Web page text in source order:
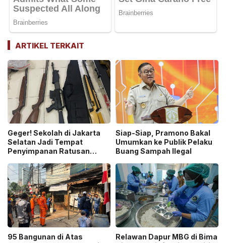
ARTIKEL TERKAIT
Geger! Sekolah di Jakarta
Selatan Jadi Tempat
Penyimpanan Ratusan
Pemilik
Siap-Siap, Pramono Bakal
Umumkan ke Publik Pelaku
Buang Sampah Ilegal
95 Bangunan di Atas
Relawan Dapur MBG di Bima